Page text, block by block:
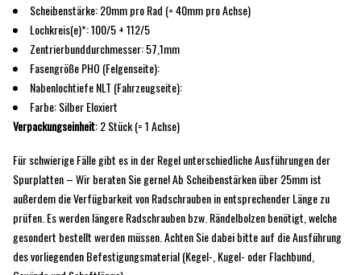
Scheibenstärke: 20mm pro Rad (= 40mm pro Achse)
Lochkreis(e)*: 100/5 + 112/5
Zentrierbunddurchmesser: 57,1mm
Fasengröße PHO (Felgenseite):
Nabenlochtiefe NLT (Fahrzeugseite):
Farbe: Silber Eloxiert
Verpackungseinheit: 2 Stück (= 1 Achse)
Für schwierige Fälle gibt es in der Regel unterschiedliche Ausführungen der
Spurplatten – Wir beraten Sie gerne! Ab Scheibenstärken über 25mm ist
außerdem die Verfügbarkeit von Radschrauben in entsprechender Länge zu
prüfen. Es werden längere Radschrauben bzw. Rändelbolzen benötigt, welche
gesondert bestellt werden müssen. Achten Sie dabei bitte auf die Ausführung
des vorliegenden Befestigungsmaterial (Kegel-, Kugel- oder Flachbund,